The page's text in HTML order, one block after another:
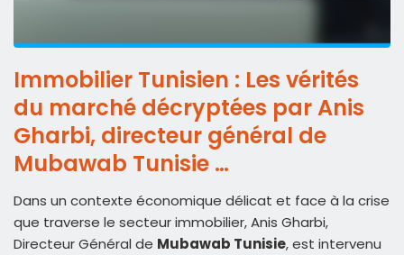
Immobilier Tunisien : Les vérités
du marché décryptées par Anis
Gharbi, directeur général de
Mubawab Tunisie …
Dans un contexte économique délicat et face à la crise
que traverse le secteur immobilier, Anis Gharbi,
Directeur Général de Mubawab Tunisie, est intervenu